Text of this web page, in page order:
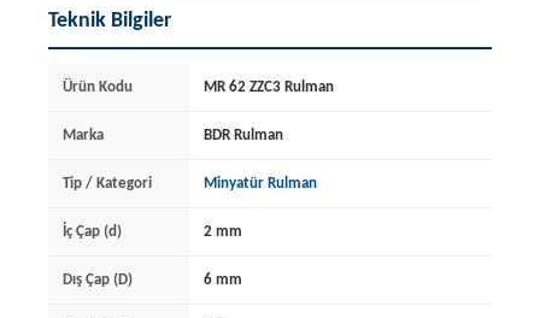
Teknik Bilgiler
Ürün Kodu MR 62 ZZC3 Rulman
Marka BDR Rulman
Tip / Kategori Minyatür Rulman
İç Çap (d) 2 mm
Dış Çap (D) 6 mm